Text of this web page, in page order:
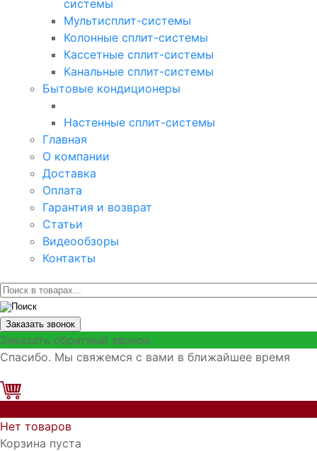
системы
Мультисплит-системы
Колонные сплит-системы
Кассетные сплит-системы
Канальные сплит-системы
Бытовые кондиционеры
Настенные сплит-системы
Главная
О компании
Доставка
Оплата
Гарантия и возврат
Статьи
Видеообзоры
Контакты
Заказать звонок
Заказать обратный звонок
Спасибо. Мы свяжемся с вами в ближайшее время
Нет товаров
Корзина пуста